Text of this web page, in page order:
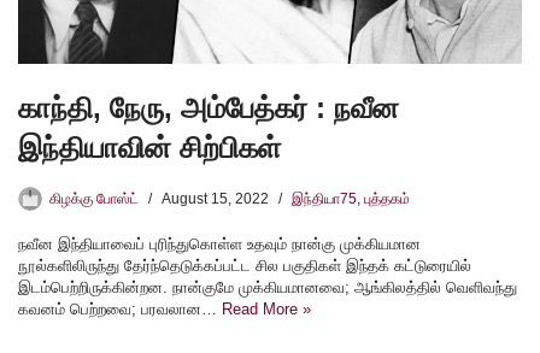
காந்தி, நேரு, அம்பேத்கர் : நவீன
இந்தியாவின் சிற்பிகள்
கிழக்கு போஸ்ட் August 15, 2022 இந்தியா75 புத்தகம்
நவீன இந்தியாவைப் புரிந்துகொள்ள உதவும் நான்கு முக்கியமான
நூல்களிலிருந்து தேர்ந்தெடுக்கப்பட்ட சில பகுதிகள் இந்தக் கட்டுரையில்
இடம்பெற்றிருக்கின்றன. நான்குமே முக்கியமானவை; ஆங்கிலத்தில் வெளிவந்து
கவனம் பெற்றவை; பரவலான… Read More »